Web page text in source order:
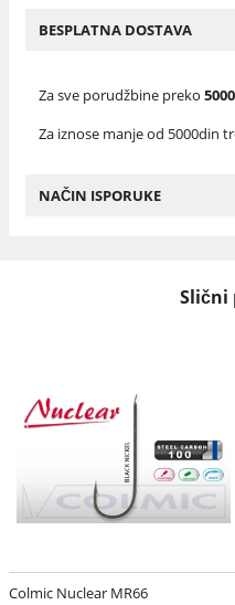
BESPLATNA DOSTAVA
Za sve porudžbine preko
Za iznose manje od 5000din
NAČIN ISPORUKE
Slični
Colmic Nuclear MR66